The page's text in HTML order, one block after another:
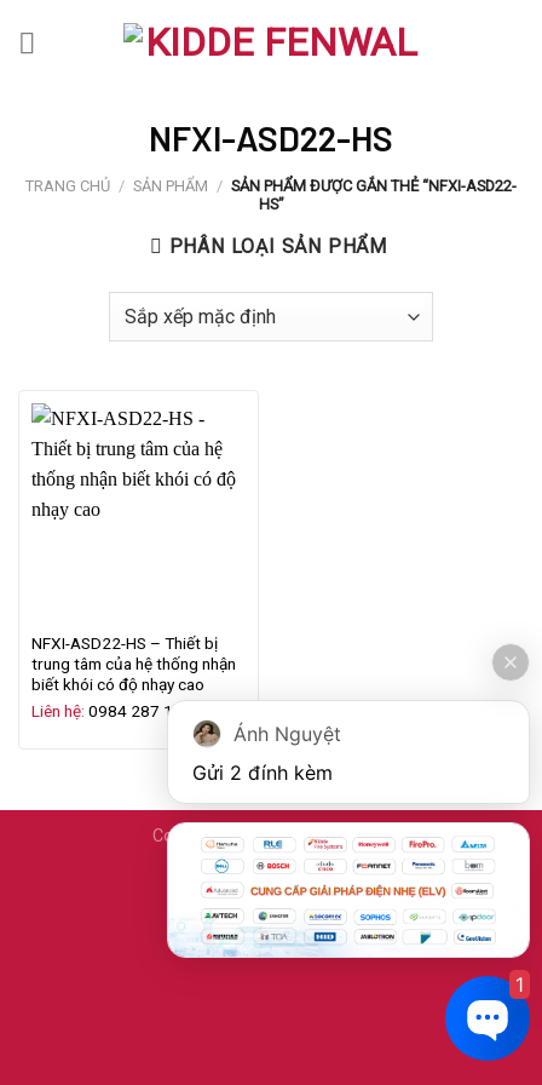
NFXI-ASD22-HS
TRANG CHỦ / SẢN PHẨM / SẢN PHẨM ĐƯỢC GẮN THẺ “NFXI-ASD22-
HS”
PHÂN LOẠI SẢN PHẨM
NFXI-ASD22-HS – Thiết bị
trung tâm của hệ thống nhận
biết khói có độ nhạy cao
Liên hệ: 0984 287 159
Copyright 2026 © Kidde.net.vn
Ánh Nguyệt
Gửi 2 đính kèm
1